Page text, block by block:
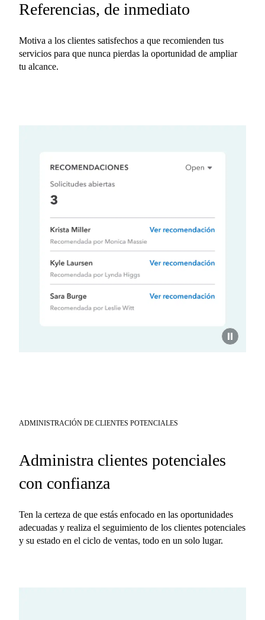
Referencias, de inmediato
Motiva a los clientes satisfechos a que recomienden tus
servicios para que nunca pierdas la oportunidad de ampliar
tu alcance.
ADMINISTRACIÓN DE CLIENTES POTENCIALES
Administra clientes potenciales
con confianza
Ten la certeza de que estás enfocado en las oportunidades
adecuadas y realiza el seguimiento de los clientes potenciales
y su estado en el ciclo de ventas, todo en un solo lugar.